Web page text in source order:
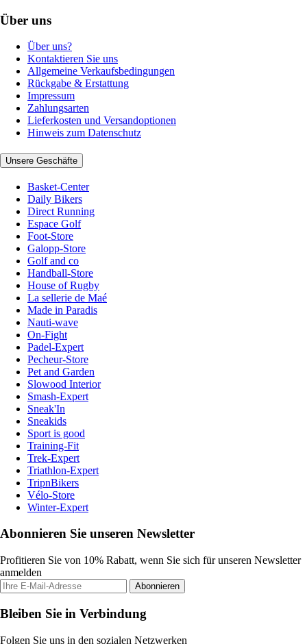
Über uns
Über uns?
Kontaktieren Sie uns
Allgemeine Verkaufsbedingungen
Rückgabe & Erstattung
Impressum
Zahlungsarten
Lieferkosten und Versandoptionen
Hinweis zum Datenschutz
Unsere Geschäfte
Basket-Center
Daily Bikers
Direct Running
Espace Golf
Foot-Store
Galopp-Store
Golf and co
Handball-Store
House of Rugby
La sellerie de Maé
Made in Paradis
Nauti-wave
On-Fight
Padel-Expert
Pecheur-Store
Pet and Garden
Slowood Interior
Smash-Expert
Sneak'In
Sneakids
Sport is good
Training-Fit
Trek-Expert
Triathlon-Expert
TripnBikers
Vélo-Store
Winter-Expert
Abonnieren Sie unseren Newsletter
Profitieren Sie von 10% Rabatt, wenn Sie sich für unseren Newsletter
anmelden
Abonnieren
Bleiben Sie in Verbindung
Folgen Sie uns in den sozialen Netzwerken